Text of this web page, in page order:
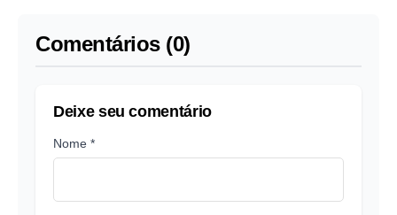
Comentários (0)
Deixe seu comentário
Nome *